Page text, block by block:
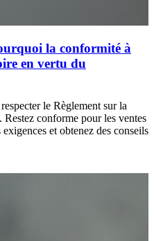
la conformité à
en vertu du
le Règlement sur la
conforme pour les ventes
et obtenez des conseils